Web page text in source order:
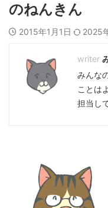
のねんきん
2015年1月1日 2025
みんな
ことは
担当し